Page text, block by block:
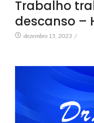
Trabalho
descanso –
dezembro 15, 2023 /